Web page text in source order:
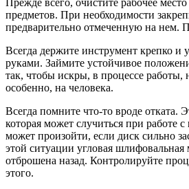
предметов. При необходимости
предварительно отмеченную на нем.
Всегда держите инструмент крепко и
руками. Займите устойчивое
так, чтобы искры, в процессе работы,
особенно, на человека.
Всегда помните что-то вроде отката.
которая может случиться при
может произойти, если диск сильно
этой ситуации угловая шлифовальная
отброшена назад. Контролируйте
этого.